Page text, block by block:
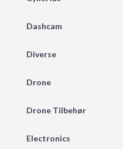
Dashcam
Diverse
Drone
Drone Tilbehør
Electronics